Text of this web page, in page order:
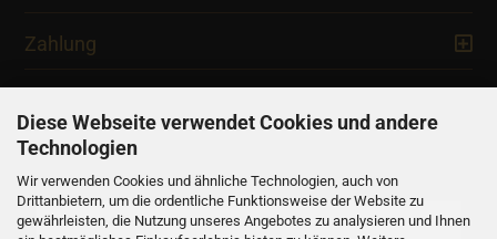
Diese Webseite verwendet Cookies und andere
Technologien
Wir verwenden Cookies und ähnliche Technologien, auch von
Drittanbietern, um die ordentliche Funktionsweise der Website zu
gewährleisten, die Nutzung unseres Angebotes zu analysieren und Ihnen
Zahlung
Newsletter